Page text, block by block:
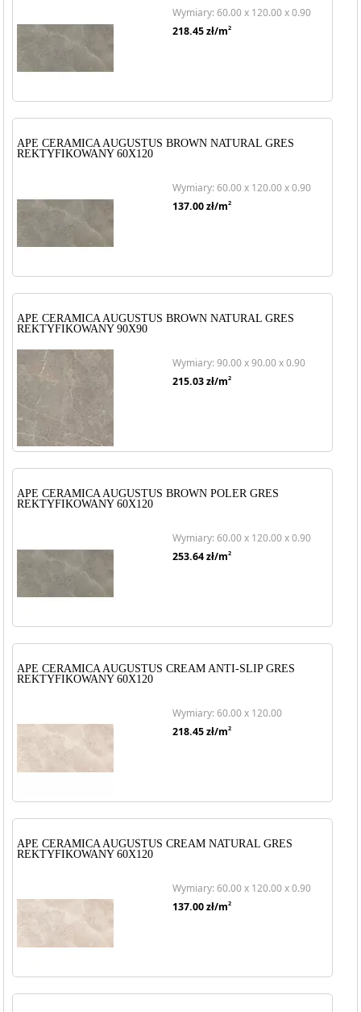
Wymiary: 60.00 x 120.00 x 0.90
218.45zł/m2
APE CERAMICA AUGUSTUS BROWN NATURAL GRES
REKTYFIKOWANY 60X120
Wymiary: 60.00 x 120.00 x 0.90
137.00zł/m2
APE CERAMICA AUGUSTUS BROWN NATURAL GRES
REKTYFIKOWANY 90X90
Wymiary: 90.00 x 90.00 x 0.90
215.03zł/m2
APE CERAMICA AUGUSTUS BROWN POLER GRES
REKTYFIKOWANY 60X120
Wymiary: 60.00 x 120.00 x 0.90
253.64zł/m2
APE CERAMICA AUGUSTUS CREAM ANTI-SLIP GRES
REKTYFIKOWANY 60X120
Wymiary: 60.00 x 120.00
218.45zł/m2
APE CERAMICA AUGUSTUS CREAM NATURAL GRES
REKTYFIKOWANY 60X120
Wymiary: 60.00 x 120.00 x 0.90
137.00zł/m2